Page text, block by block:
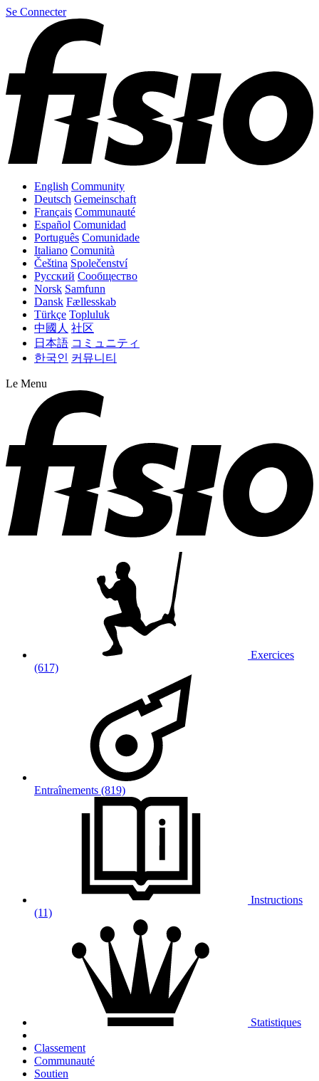
Se Connecter
English Community
Deutsch Gemeinschaft
Français Communauté
Español Comunidad
Português Comunidade
Italiano Comunità
Čeština Společenství
Русский Сообщество
Norsk Samfunn
Dansk Fællesskab
Türkçe Topluluk
中國人 社区
日本語 コミュニティ
한국인 커뮤니티
Le Menu
Exercices
(617)
Entraînements (819)
Instructions
(11)
Statistiques
Classement
Communauté
Soutien